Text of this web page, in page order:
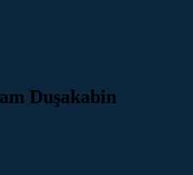
Duşakabin